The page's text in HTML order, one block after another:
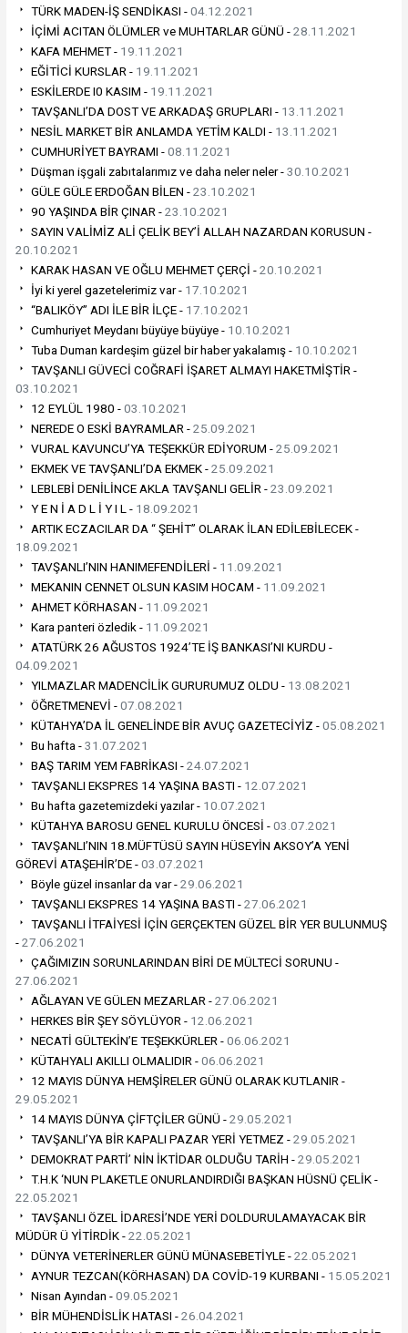
TÜRK MADEN-İŞ SENDİKASI -04.12.2021
İÇİMİ ACITAN ÖLÜMLER ve MUHTARLAR GÜNÜ -28.11.2021
KAFA MEHMET - 19.11.2021
EĞİTİCİ KURSLAR - 19.11.2021
ESKİLERDE I0 KASIM - 19.11.2021
TAVŞANLI’DA DOST VE ARKADAŞ GRUPLARI - 13.11.2021
NESİL MARKET BİR ANLAMDA YETİM KALDI - 13.11.2021
CUMHURİYET BAYRAMI -08.11.2021
Düşman işgali zabıtalarımız ve daha neler neler -30.10.2021
GÜLE GÜLE ERDOĞAN BİLEN -23.10.2021
90 YAŞINDA BİR ÇINAR -23.10.2021
SAYIN VALİMİZ ALİ ÇELİK BEY’İ ALLAH NAZARDAN KORUSUN -
20.10.2021
KARAK HASAN VE OĞLU MEHMET ÇERÇİ -20.10.2021
İyi ki yerel gazetelerimiz var - 17.10.2021
“BALIKÖY” ADI İLE BİR İLÇE - 17.10.2021
Cumhuriyet Meydanı büyüye büyüye - 10.10.2021
Tuba Duman kardeşim güzel bir haber yakalamış - 10.10.2021
TAVŞANLI GÜVECİ COĞRAFİ İŞARET ALMAYI HAKETMİŞTİR -
03.10.2021
12 EYLÜL 1980 -03.10.2021
NEREDE O ESKİ BAYRAMLAR -25.09.2021
VURAL KAVUNCU’YA TEŞEKKÜR EDİYORUM -25.09.2021
EKMEK VE TAVŞANLI’DA EKMEK -25.09.2021
LEBLEBİ DENİLİNCE AKLA TAVŞANLI GELİR -23.09.2021
Y E N İ A D L İ Y I L - 18.09.2021
ARTIK ECZACILAR DA “ ŞEHİT” OLARAK İLAN EDİLEBİLECEK -
18.09.2021
TAVŞANLI’NIN HANIMEFENDİLERİ - 11.09.2021
MEKANIN CENNET OLSUN KASIM HOCAM - 11.09.2021
AHMET KÖRHASAN - 11.09.2021
Kara panteri özledik - 11.09.2021
ATATÜRK 26 AĞUSTOS 1924’TE İŞ BANKASI’NI KURDU -
04.09.2021
YILMAZLAR MADENCİLİK GURURUMUZ OLDU - 13.08.2021
ÖĞRETMENEVİ -07.08.2021
KÜTAHYA’DA İL GENELİNDE BİR AVUÇ GAZETECİYİZ -05.08.2021
Bu hafta -31.07.2021
BAŞ TARIM YEM FABRİKASI -24.07.2021
TAVŞANLI EKSPRES 14 YAŞINA BASTI - 12.07.2021
Bu hafta gazetemizdeki yazılar - 10.07.2021
KÜTAHYA BAROSU GENEL KURULU ÖNCESİ -03.07.2021
TAVŞANLI’NIN 18.MÜFTÜSÜ SAYIN HÜSEYİN AKSOY’A YENİ
GÖREVİ ATAŞEHİR’DE -03.07.2021
Böyle güzel insanlar da var -29.06.2021
TAVŞANLI EKSPRES 14 YAŞINA BASTI -27.06.2021
TAVŞANLI İTFAİYESİ İÇİN GERÇEKTEN GÜZEL BİR YER BULUNMUŞ
-27.06.2021
ÇAĞIMIZIN SORUNLARINDAN BİRİ DE MÜLTECİ SORUNU -
27.06.2021
AĞLAYAN VE GÜLEN MEZARLAR -27.06.2021
HERKES BİR ŞEY SÖYLÜYOR - 12.06.2021
NECATİ GÜLTEKİN’E TEŞEKKÜRLER -06.06.2021
KÜTAHYALI AKILLI OLMALIDIR -06.06.2021
12 MAYIS DÜNYA HEMŞİRELER GÜNÜ OLARAK KUTLANIR -
29.05.2021
14 MAYIS DÜNYA ÇİFTÇİLER GÜNÜ -29.05.2021
TAVŞANLI’YA BİR KAPALI PAZAR YERİ YETMEZ -29.05.2021
DEMOKRAT PARTİ’ NİN İKTİDAR OLDUĞU TARİH -29.05.2021
T.H.K ‘NUN PLAKETLE ONURLANDIRDIĞI BAŞKAN HÜSNÜ ÇELİK -
22.05.2021
TAVŞANLI ÖZEL İDARESİ’NDE YERİ DOLDURULAMAYACAK BİR
MÜDÜR Ü YİTİRDİK -22.05.2021
DÜNYA VETERİNERLER GÜNÜ MÜNASEBETİYLE -22.05.2021
AYNUR TEZCAN(KÖRHASAN) DA COVİD-19 KURBANI - 15.05.2021
Nisan Ayından -09.05.2021
BİR MÜHENDİSLİK HATASI -26.04.2021